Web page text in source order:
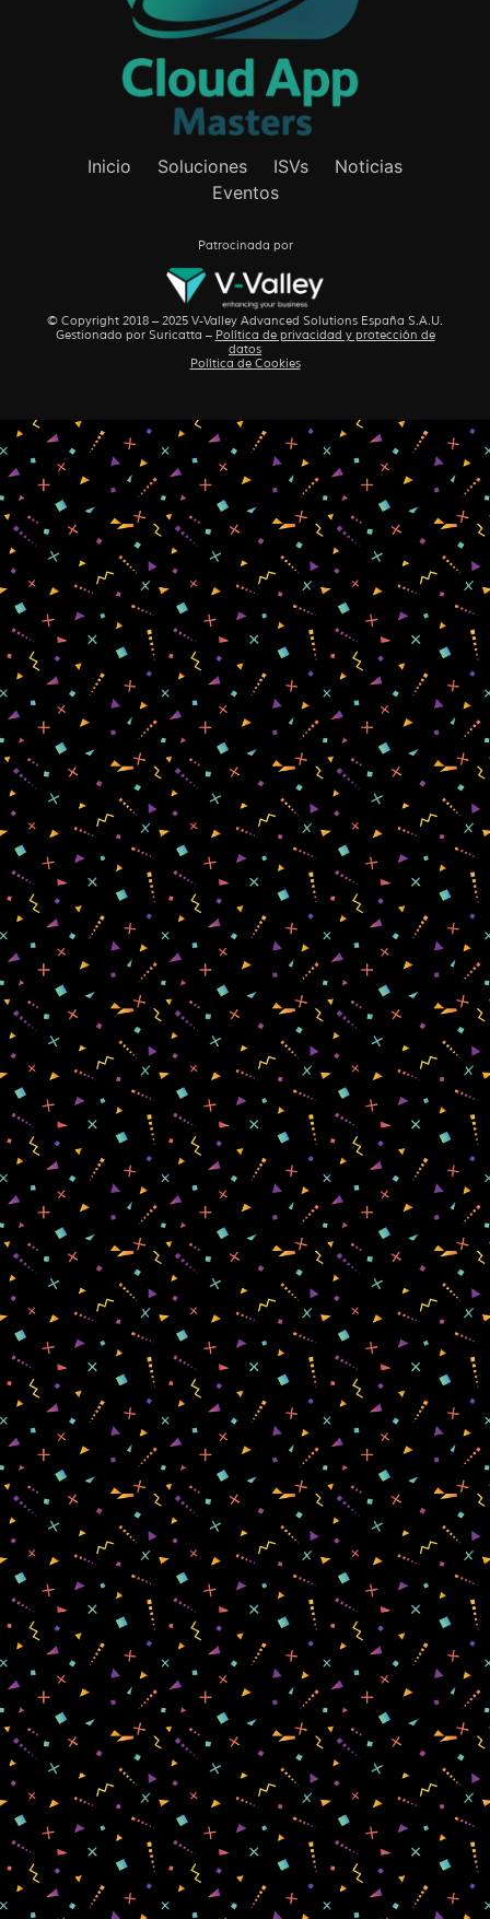
Inicio Soluciones ISVs
Noticias
Eventos
Patrocinada por
© Copyright 2018 – 2025 V-Valley Advanced Solutions España S.A.U.
Gestionado por Suricatta – Política de privacidad y protección de
datos
Política de Cookies